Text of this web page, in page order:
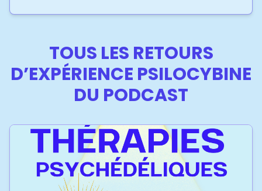
TOUS LES RETOURS
D’EXPÉRIENCE PSILOCYBINE
DU PODCAST